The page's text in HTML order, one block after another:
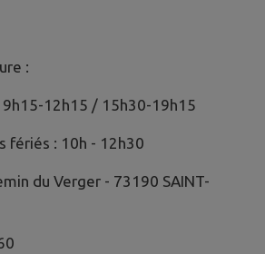
:
9h15-12h15 / 15h30-19h15
fériés : 10h - 12h30
du Verger - 73190 SAINT-